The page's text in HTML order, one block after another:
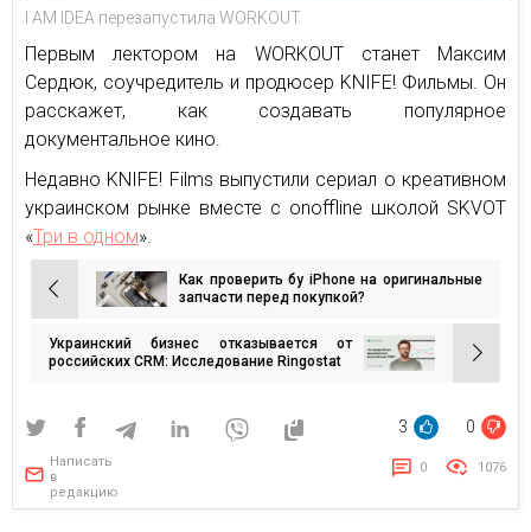
I AM IDEA перезапустила WORKOUT
Первым лектором на WORKOUT станет Максим
Сердюк, соучредитель и продюсер KNIFE! Фильмы. Он
расскажет, как создавать популярное
документальное кино.
Недавно KNIFE! Films выпустили сериал о креативном
украинском рынке вместе с onoffline школой SKVOT
«Три в одном».
Навигация
по
записям
Как проверить бу iPhone на оригинальные
запчасти перед покупкой?
Украинский бизнес отказывается от
российских CRM: Исследование Ringostat
3 0
Написать
в
редакцию
0 1076